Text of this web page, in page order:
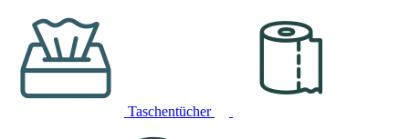
Taschentücher